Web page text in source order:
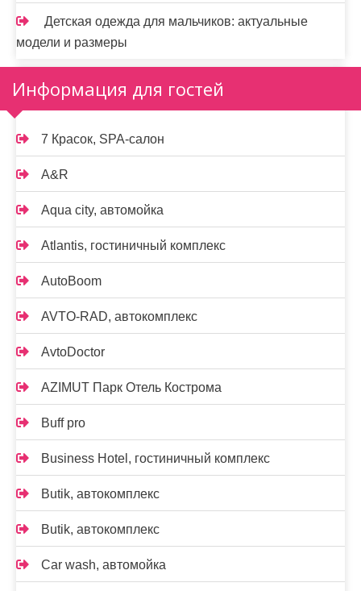
Детская одежда для мальчиков: актуальные
модели и размеры
Информация для гостей
7 Красок, SPA-салон
A&R
Aqua city, автомойка
Atlantis, гостиничный комплекс
AutoBoom
AVTO-RAD, автокомплекс
AvtoDoctor
AZIMUT Парк Отель Кострома
Buff pro
Business Hotel, гостиничный комплекс
Butik, автокомплекс
Butik, автокомплекс
Car wash, автомойка